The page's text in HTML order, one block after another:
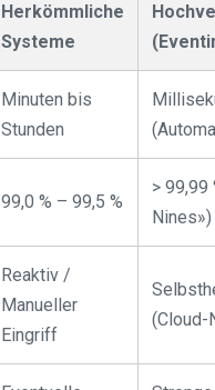
Herkömmliche
Systeme
Minuten bis
Stunden
99,0 % – 99,5 %
> 99,99
Nines»)
Reaktiv /
Manueller
Eingriff
(Cloud-